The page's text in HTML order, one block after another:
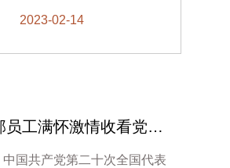
2023-02-14
双林广大干部员工满怀激情收看党的二十大开幕盛况
国共产党第二十次全国代表